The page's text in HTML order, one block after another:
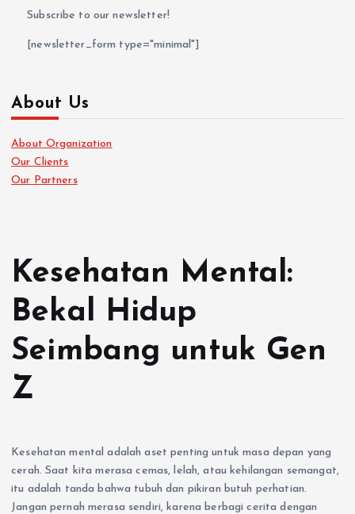
Subscribe to our newsletter!
[newsletter_form type="minimal"]
About Us
About Organization
Our Clients
Our Partners
Kesehatan Mental:
Bekal Hidup
Seimbang untuk Gen
Z
Kesehatan mental adalah aset penting untuk masa depan yang
cerah. Saat kita merasa cemas, lelah, atau kehilangan semangat,
itu adalah tanda bahwa tubuh dan pikiran butuh perhatian.
Jangan pernah merasa sendiri, karena berbagi cerita dengan